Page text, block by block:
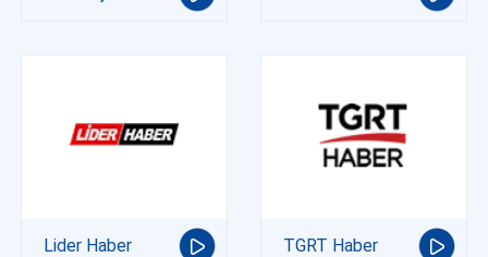
Lider Haber TGRT Haber